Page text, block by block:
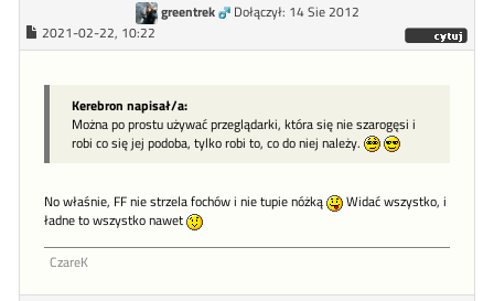
greentrek
Dołączył: 14 Sie 2012
2021-02-22, 10:22
Kerebron napisał/a:
Można po prostu używać przeglądarki, która się nie szarogęsi i
robi co się jej podoba, tylko robi to, co do niej należy.
No właśnie, FF nie strzela fochów i nie tupie nóżką
Widać wszystko, i
ładne to wszystko nawet
CzareK